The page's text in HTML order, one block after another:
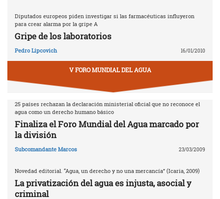
Diputados europeos piden investigar si las farmacéuticas influyeron
para crear alarma por la gripe A
Gripe de los laboratorios
Pedro Lipcovich 16/01/2010
V FORO MUNDIAL DEL AGUA
25 países rechazan la declaración ministerial oficial que no reconoce el
agua como un derecho humano básico
Finaliza el Foro Mundial del Agua marcado por
la división
Subcomandante Marcos 23/03/2009
Novedad editorial. “Agua, un derecho y no una mercancía” (Icaria, 2009)
La privatización del agua es injusta, asocial y
criminal